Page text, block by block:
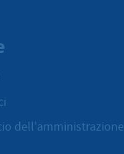
dell'amministrazione